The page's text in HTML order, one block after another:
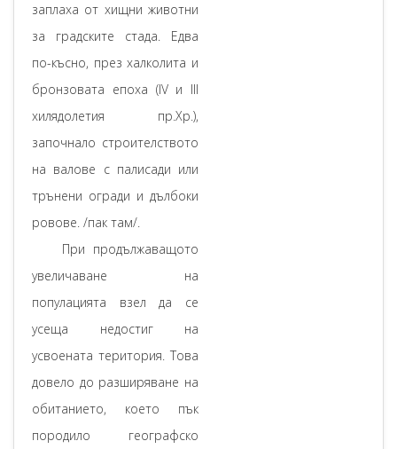
заплаха от хищни животни
за градските стада. Едва
по-късно, през халколита и
бронзовата епоха (IV и III
хилядолетия пр.Хр.),
започнало строителството
на валове с палисади или
трънени огради и дълбоки
ровове. /пак там/.
При продължаващото
увеличаване на
популацията взел да се
усеща недостиг на
усвоената територия. Това
довело до разширяване на
обитанието, което пък
породило географско